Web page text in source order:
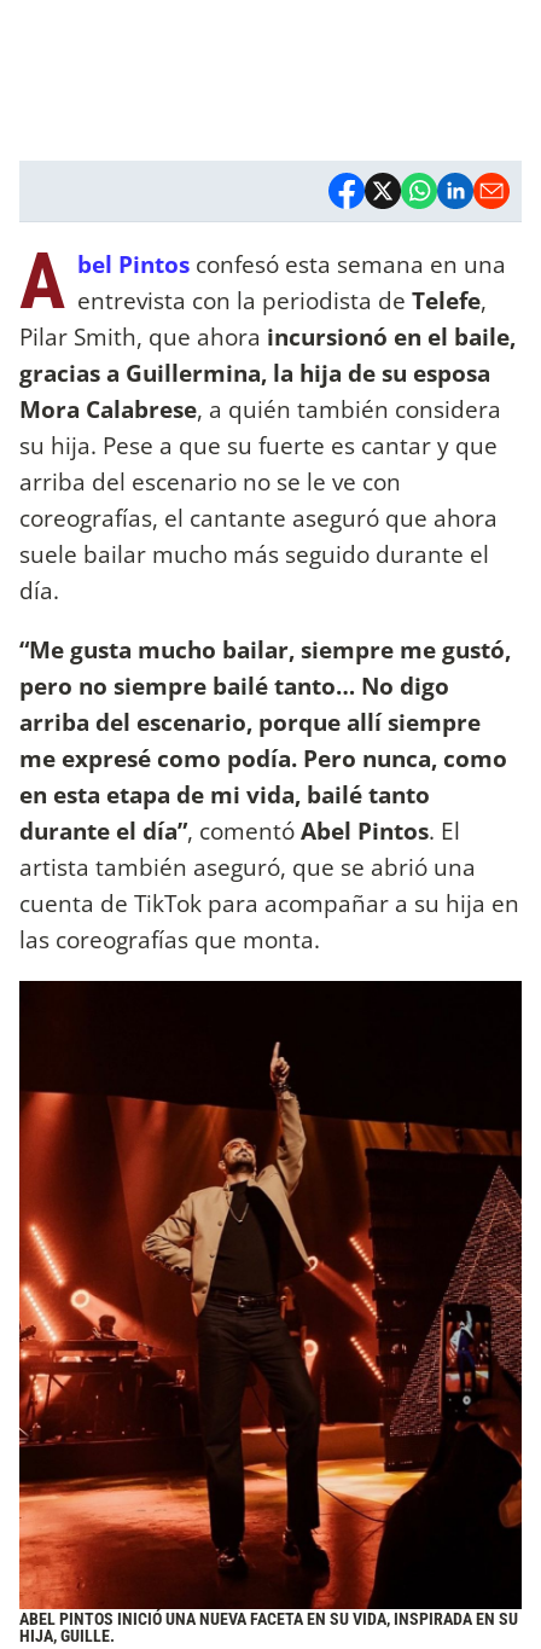
A bel Pintos confesó esta semana en una
entrevista con la periodista de Telefe,
Pilar Smith, que ahora incursionó en el baile,
gracias a Guillermina, la hija de su esposa
Mora Calabrese, a quién también considera
su hija. Pese a que su fuerte es cantar y que
arriba del escenario no se le ve con
coreografías, el cantante aseguró que ahora
suele bailar mucho más seguido durante el
día.
“Me gusta mucho bailar, siempre me gustó,
pero no siempre bailé tanto… No digo
arriba del escenario, porque allí siempre
me expresé como podía. Pero nunca, como
en esta etapa de mi vida, bailé tanto
durante el día”, comentóAbel Pintos. El
artista también aseguró, que se abrió una
cuenta de TikTok para acompañar a su hija en
las coreografías que monta.
ABEL PINTOS INICIÓ UNA NUEVA FACETA EN SU VIDA, INSPIRADA EN SU
HIJA, GUILLE.